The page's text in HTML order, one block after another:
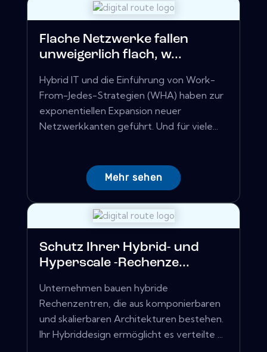
Flache Netzwerke fallen
unweigerlich flach, w...
Hybrid IT und die Einführung von Work-
From-Jedes-Strategien (WHA) haben zur
exponentiellen Expansion neuer
Netzwerkkanten geführt. Und für viele...
Mehr sehen
Schutz Ihrer Hybrid- und
Hyperscale -Rechenze...
Unternehmen bauen hybride
Rechenzentren, die aus komponierbaren
und skalierbaren Architekturen bestehen.
Ihr Hybriddesign ermöglicht es verteilte ...